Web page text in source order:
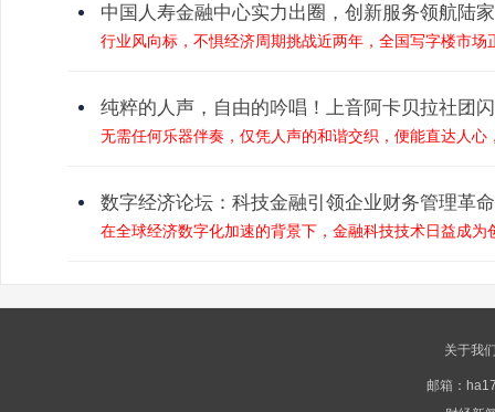
中国人寿金融中心实力出圈，创新服务领航陆
行业风向标，不惧经济周期挑战近两年，全国写字楼市
纯粹的人声，自由的吟唱！上音阿卡贝拉社团
无需任何乐器伴奏，仅凭人声的和谐交织，便能直达人
数字经济论坛：科技金融引领企业财务管理革命
在全球经济数字化加速的背景下，金融科技技术日益成
关于我
邮箱：